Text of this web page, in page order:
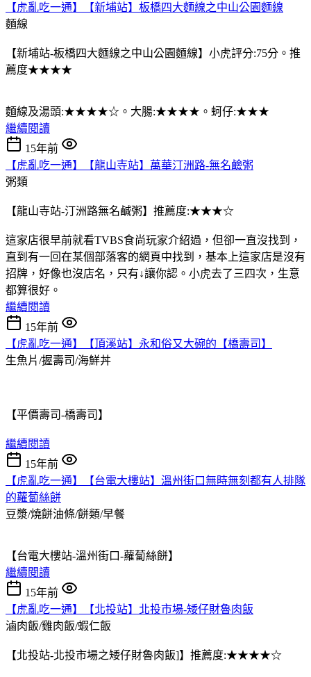
【虎亂吃一通】【新埔站】板橋四大麵線之中山公園麵線
麵線
【新埔站-板橋四大麵線之中山公園麵線】小虎評分:75分。推
薦度★★★★
麵線及湯頭:★★★★☆。大腸:★★★★。蚵仔:★★★
繼續閱讀
15年前
【虎亂吃一通】【龍山寺站】萬華汀洲路-無名鹼粥
粥類
【龍山寺站-汀洲路無名鹹粥】推薦度:★★★☆
這家店很早前就看TVBS食尚玩家介紹過，但卻一直沒找到，
直到有一回在某個部落客的網頁中找到，基本上這家店是沒有
招牌，好像也沒店名，只有↓讓你認。小虎去了三四次，生意
都算很好。
繼續閱讀
15年前
【虎亂吃一通】【頂溪站】永和俗又大碗的【橋壽司】
生魚片/握壽司/海鮮丼
【平價壽司-橋壽司】
繼續閱讀
15年前
【虎亂吃一通】【台電大樓站】溫州街口無時無刻都有人排隊
的蘿蔔絲餅
豆漿/燒餅油條/餅類/早餐
【台電大樓站-溫州街口-蘿蔔絲餅】
繼續閱讀
15年前
【虎亂吃一通】【北投站】北投市場-矮仔財魯肉飯
滷肉飯/雞肉飯/蝦仁飯
【北投站-北投市場之矮仔財魯肉飯]】推薦度:★★★★☆